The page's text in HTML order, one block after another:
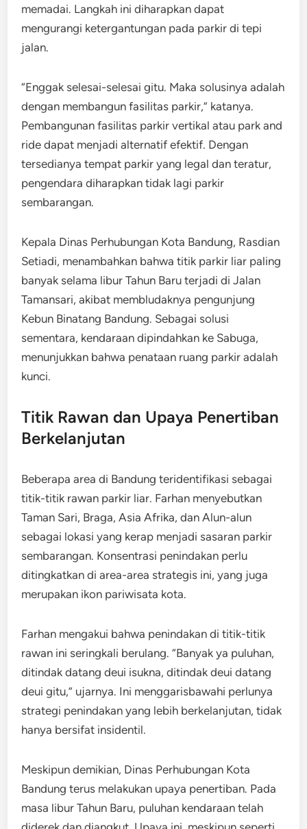
memadai. Langkah ini diharapkan dapat
mengurangi ketergantungan pada parkir di tepi
jalan.
“Enggak selesai-selesai gitu. Maka solusinya adalah
dengan membangun fasilitas parkir,” katanya.
Pembangunan fasilitas parkir vertikal atau park and
ride dapat menjadi alternatif efektif. Dengan
tersedianya tempat parkir yang legal dan teratur,
pengendara diharapkan tidak lagi parkir
sembarangan.
Kepala Dinas Perhubungan Kota Bandung, Rasdian
Setiadi, menambahkan bahwa titik parkir liar paling
banyak selama libur Tahun Baru terjadi di Jalan
Tamansari, akibat membludaknya pengunjung
Kebun Binatang Bandung. Sebagai solusi
sementara, kendaraan dipindahkan ke Sabuga,
menunjukkan bahwa penataan ruang parkir adalah
kunci.
Titik Rawan dan Upaya Penertiban
Berkelanjutan
Beberapa area di Bandung teridentifikasi sebagai
titik-titik rawan parkir liar. Farhan menyebutkan
Taman Sari, Braga, Asia Afrika, dan Alun-alun
sebagai lokasi yang kerap menjadi sasaran parkir
sembarangan. Konsentrasi penindakan perlu
ditingkatkan di area-area strategis ini, yang juga
merupakan ikon pariwisata kota.
Farhan mengakui bahwa penindakan di titik-titik
rawan ini seringkali berulang. “Banyak ya puluhan,
ditindak datang deui isukna, ditindak deui datang
deui gitu,” ujarnya. Ini menggarisbawahi perlunya
strategi penindakan yang lebih berkelanjutan, tidak
hanya bersifat insidentil.
Meskipun demikian, Dinas Perhubungan Kota
Bandung terus melakukan upaya penertiban. Pada
masa libur Tahun Baru, puluhan kendaraan telah